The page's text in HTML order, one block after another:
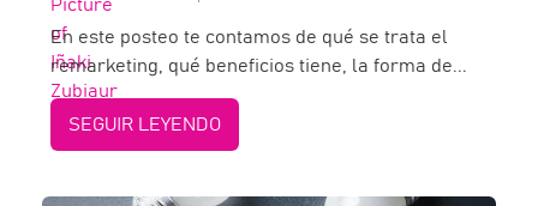
En este posteo te contamos de qué se trata el
remarketing, qué beneficios tiene, la forma de...
SEGUIR LEYENDO